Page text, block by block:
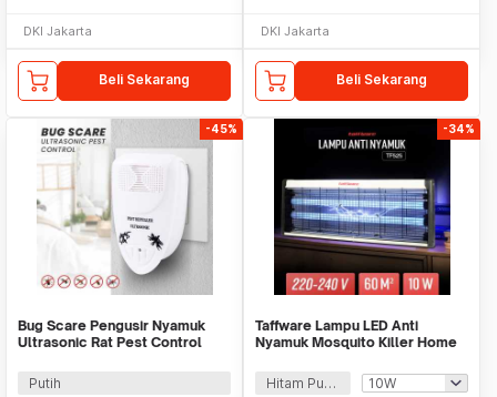
DKI Jakarta
Beli Sekarang
DKI Jakarta
Beli Sekarang
-45%
Bug Scare Pengusir Nyamuk
Ultrasonic Rat Pest Control
Putih
-34%
Taffware Lampu LED Anti
Nyamuk Mosquito Killer Home
Hitam Putih